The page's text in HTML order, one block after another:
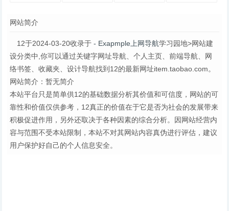
网站简介
12于2024-03-20收录于 - Exapmple上网导航学习园地>网站建
设分类中,你可以通过关键字网址导航、个人主页、前端导航、网
络书签、收藏夹、设计导航找到12的最新网址item.taobao.com。
网站简介：暂无简介
本站平台只是简单供12的基础数据分析其价值和可信度，网站的可
靠性和价值仅供参考，12真正的价值在于它是否为社会的发展带来
积极促进作用，另外还取决于各种因素的综合分析。因网站经营内
容与范围不受本站限制，本站不对其网站内容真伪进行评估，建议
用户保护好自己的个人信息安全。